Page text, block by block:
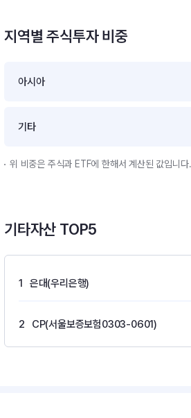
지역별 주식투자 비중
아시아
기타
위 비중은 주식과 ETF에 한해서 계산된 값입니다
기타자산 TOP5
1 은대(우리은행)
2 CP(서울보증보험0303-0601)